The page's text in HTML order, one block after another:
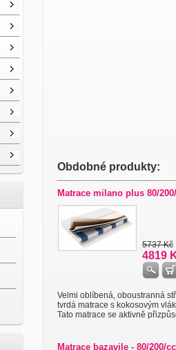
Obdobné produkty:
Matrace milano plus 80/
5737 Kč
4819
Velmi oblíbená, oboustranná
tvrdá matrace s kokosovým
Tato matrace se aktivně
Matrace bazavile - 80/200/